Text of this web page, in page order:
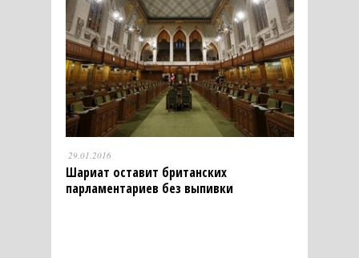
29.01.2016
Шариат оставит британских
парламентариев без выпивки